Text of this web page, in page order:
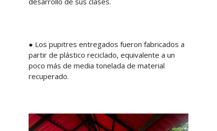
● Los pupitres entregados fueron fabricados a
partir de plástico reciclado, equivalente a un
poco más de media tonelada de material
recuperado.